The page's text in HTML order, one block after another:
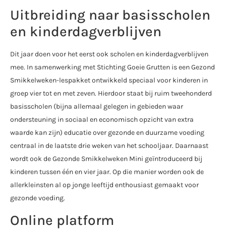
Uitbreiding naar basisscholen
en kinderdagverblijven
Dit jaar doen voor het eerst ook scholen en kinderdagverblijven
mee. In samenwerking met Stichting Goeie Grutten is een Gezond
Smikkelweken-lespakket ontwikkeld speciaal voor kinderen in
groep vier tot en met zeven. Hierdoor staat bij ruim tweehonderd
basisscholen (bijna allemaal gelegen in gebieden waar
ondersteuning in sociaal en economisch opzicht van extra
waarde kan zijn) educatie over gezonde en duurzame voeding
centraal in de laatste drie weken van het schooljaar. Daarnaast
wordt ook de Gezonde Smikkelweken Mini geïntroduceerd bij
kinderen tussen één en vier jaar. Op die manier worden ook de
allerkleinsten al op jonge leeftijd enthousiast gemaakt voor
gezonde voeding.
Online platform